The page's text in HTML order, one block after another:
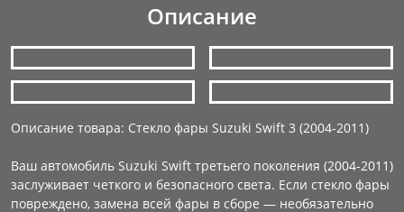
Описание
Описание товара: Стекло фары Suzuki Swift 3 (2004-2011)
Ваш автомобиль Suzuki Swift третьего поколения (2004-2011)
заслуживает четкого и безопасного света. Если стекло фары
повреждено, замена всей фары в сборе — необязательно